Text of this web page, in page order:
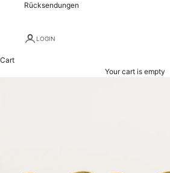
Rücksendungen
LOGIN
Cart
Your cart is empty